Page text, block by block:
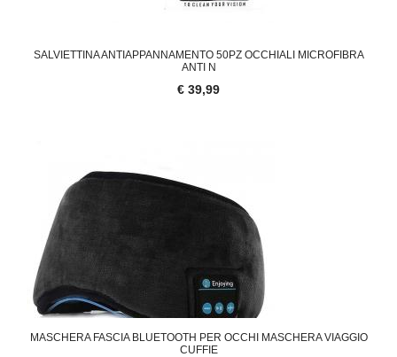
SALVIETTINA ANTIAPPANNAMENTO 50PZ OCCHIALI MICROFIBRA
ANTI N
€ 39,99
MASCHERA FASCIA BLUETOOTH PER OCCHI MASCHERA VIAGGIO
CUFFIE